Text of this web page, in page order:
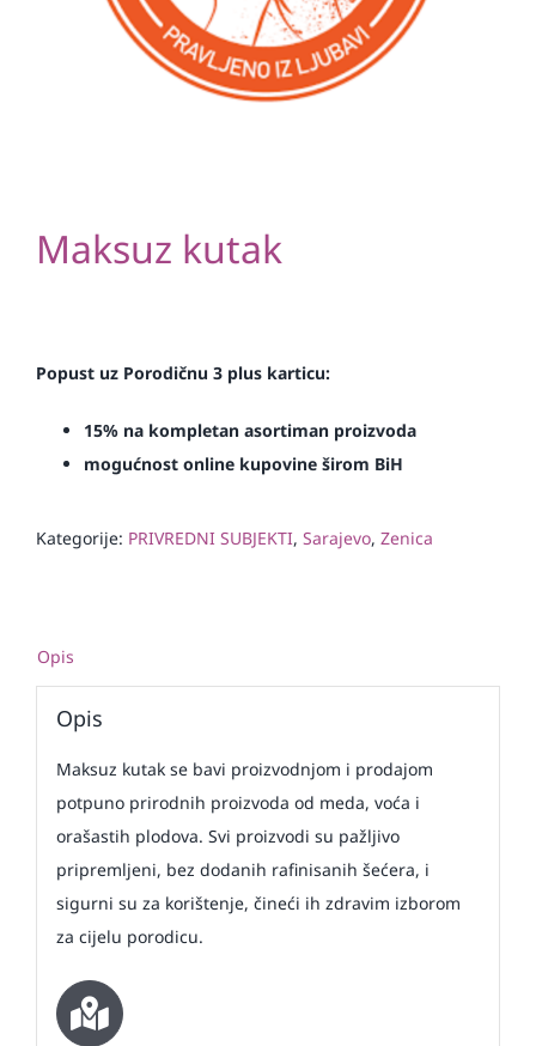
Maksuz kutak
Popust uz Porodičnu 3 plus karticu:
15% na kompletan asortiman proizvoda
mogućnost online kupovine širom BiH
Kategorije: PRIVREDNI SUBJEKTI, Sarajevo, Zenica
Opis
Opis
Maksuz kutak se bavi proizvodnjom i prodajom
potpuno prirodnih proizvoda od meda, voća i
orašastih plodova. Svi proizvodi su pažljivo
pripremljeni, bez dodanih rafinisanih šećera, i
sigurni su za korištenje, čineći ih zdravim izborom
za cijelu porodicu.